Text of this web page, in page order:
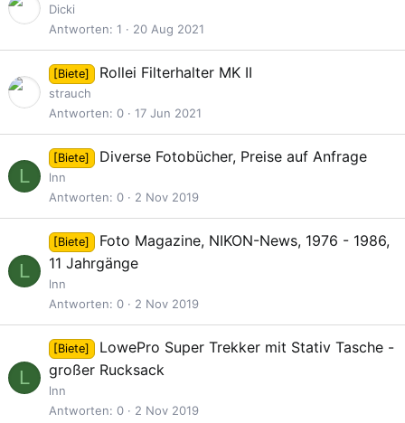
Dicki
Antworten 1 20 Aug 2021
[Biete] Rollei Filterhalter MK II
strauch
Antworten 0 17 Jun 2021
L
[Biete] Diverse Fotobücher, Preise auf Anfrage
lnn
Antworten 0 2 Nov 2019
L
[Biete]
Foto Magazine, NIKON-News, 1976 - 1986,
11 Jahrgänge
lnn
Antworten 0 2 Nov 2019
L
[Biete]
LowePro Super Trekker mit Stativ Tasche -
großer Rucksack
lnn
Antworten 0 2 Nov 2019